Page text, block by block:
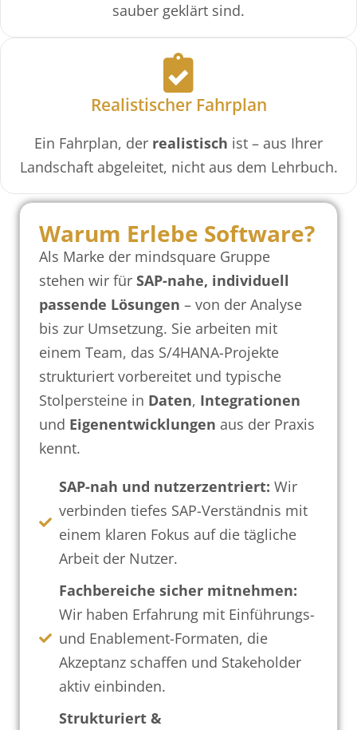
sauber geklärt sind.
Realistischer Fahrplan
Ein Fahrplan, der realistisch ist – aus Ihrer
Landschaft abgeleitet, nicht aus dem Lehrbuch.
Warum Erlebe Software?
Als Marke der mindsquare Gruppe
stehen wir für SAP-nahe, individuell
passende Lösungen – von der Analyse
bis zur Umsetzung. Sie arbeiten mit
einem Team, das S/4HANA-Projekte
strukturiert vorbereitet und typische
Stolpersteine in Daten, Integrationen
und Eigenentwicklungen aus der Praxis
kennt.
SAP-nah und nutzerzentriert: Wir
verbinden tiefes SAP-Verständnis mit
einem klaren Fokus auf die tägliche
Arbeit der Nutzer.
Fachbereiche sicher mitnehmen:
Wir haben Erfahrung mit Einführungs-
und Enablement-Formaten, die
Akzeptanz schaffen und Stakeholder
aktiv einbinden.
Strukturiert &